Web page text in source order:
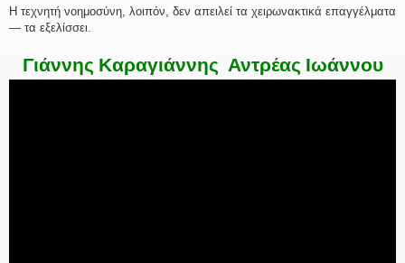
Η τεχνητή νοημοσύνη, λοιπόν, δεν απειλεί τα χειρωνακτικά επαγγέλματα
— τα εξελίσσει.
Γιάννης Καραγιάννης Αντρέας Ιωάννου